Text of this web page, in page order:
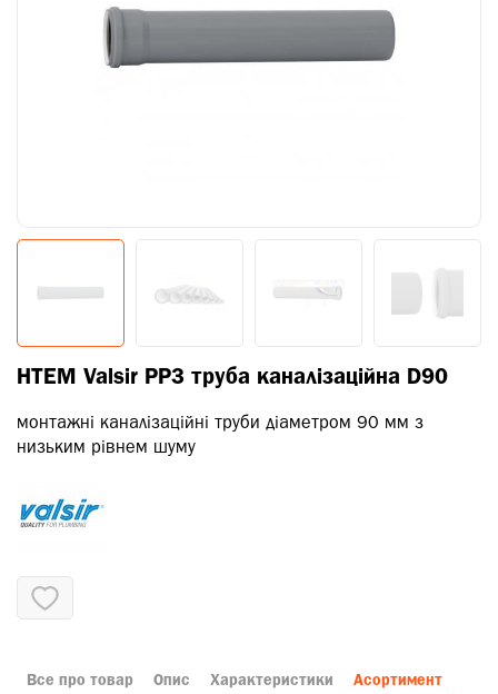
HTEM Valsir PP3 труба каналізаційна D90
монтажні каналізаційні труби діаметром 90 мм з
низьким рівнем шуму
Все про товар Опис Характеристики Асортимент